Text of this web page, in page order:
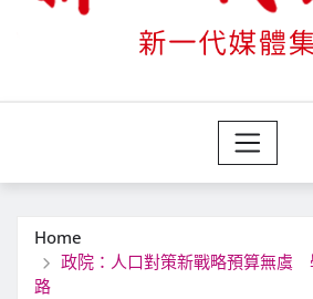
Home
政院：人口對策新戰略預算無虞
路